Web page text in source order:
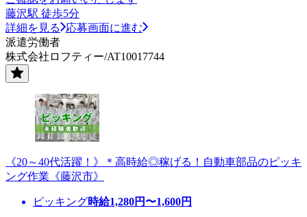
藤沢駅 徒歩5分
詳細を見る
応募画面に進む
派遣労働者
株式会社ロフティー/AT10017744
《20～40代活躍！》＊高時給◎稼げる！自動車部品のピッキ
ング作業《藤沢市》
ピッキング時給1,280円〜1,600円